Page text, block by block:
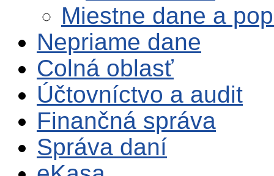
Miestne dane a
Nepriame dane
Colná oblasť
Účtovníctvo a audit
Finančná správa
Správa daní